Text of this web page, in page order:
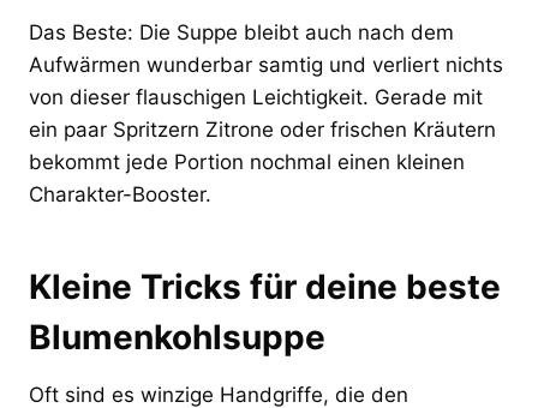
Das Beste: Die Suppe bleibt auch nach dem
Aufwärmen wunderbar samtig und verliert nichts
von dieser flauschigen Leichtigkeit. Gerade mit
ein paar Spritzern Zitrone oder frischen Kräutern
bekommt jede Portion nochmal einen kleinen
Charakter-Booster.
Kleine Tricks für deine beste
Blumenkohlsuppe
Oft sind es winzige Handgriffe, die den